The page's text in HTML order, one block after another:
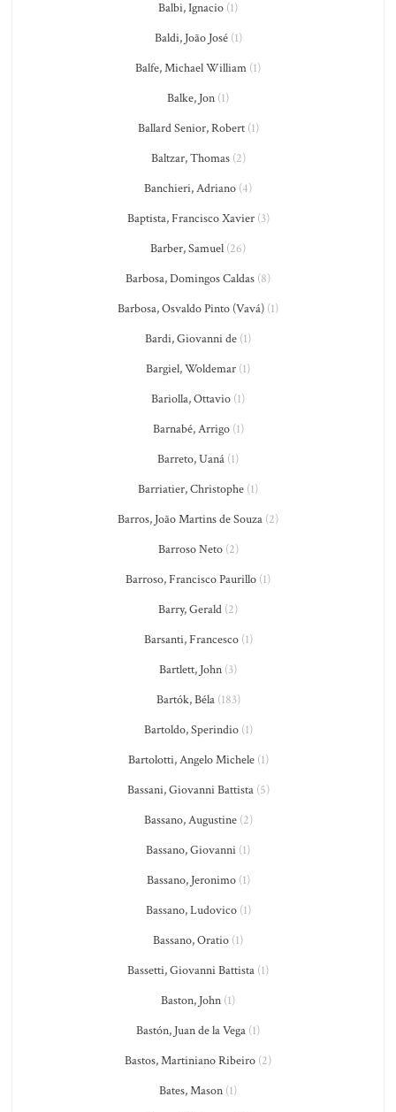
Balbi, Ignacio (1)
Baldi, João José(1)
Balfe, Michael William (1)
Balke, Jon (1)
Ballard Senior, Robert(1)
Baltzar, Thomas(2)
Banchieri, Adriano (4)
Baptista, Francisco Xavier(3)
Barber, Samuel (26)
Barbosa, Domingos Caldas (8)
Barbosa, Osvaldo Pinto (Vavá) (1)
Bardi, Giovanni de (1)
Bargiel, Woldemar (1)
Bariolla, Ottavio (1)
Barnabé, Arrigo(1)
Barreto, Uaná (1)
Barriatier, Christophe (1)
Barros, João Martins de Souza (2)
Barroso Neto(2)
Barroso, Francisco Paurillo (1)
Barry, Gerald (2)
Barsanti, Francesco(1)
Bartlett, John (3)
Bartók, Béla(183)
Bartoldo, Sperindio(1)
Bartolotti, Angelo Michele(1)
Bassani, Giovanni Battista(5)
Bassano, Augustine(2)
Bassano, Giovanni (1)
Bassano, Jeronimo(1)
Bassano, Ludovico(1)
Bassano, Oratio (1)
Bassetti, Giovanni Battista (1)
Baston, John (1)
Bastón, Juan de la Vega (1)
Bastos, Martiniano Ribeiro (2)
Bates, Mason (1)